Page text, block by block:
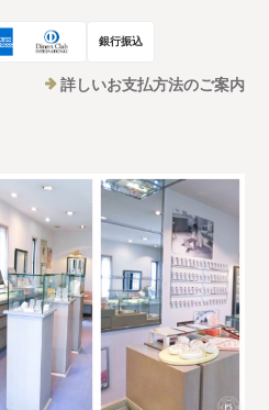
銀行振込
詳しいお支払方法のご案内